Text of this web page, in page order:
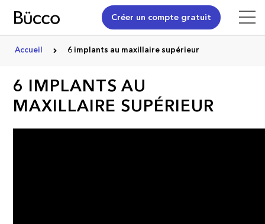
Créer un compte gratuit
Accueil 6 implants au maxillaire supérieur
6 IMPLANTS AU
MAXILLAIRE SUPÉRIEUR